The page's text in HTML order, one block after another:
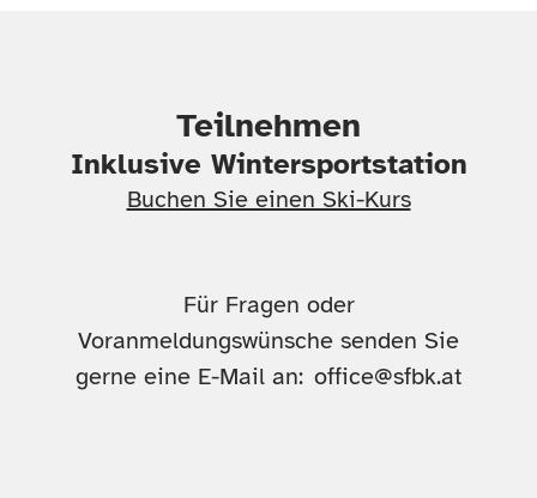
Teilnehmen
Inklusive Wintersportstation
Buchen Sie einen Ski-Kurs
Für Fragen oder
Voranmeldungswünsche senden Sie
gerne eine E-Mail an: office@sfbk.at